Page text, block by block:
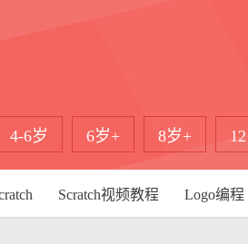
4-6岁 6岁+ 8岁+
Scratch视频教程 Logo编程